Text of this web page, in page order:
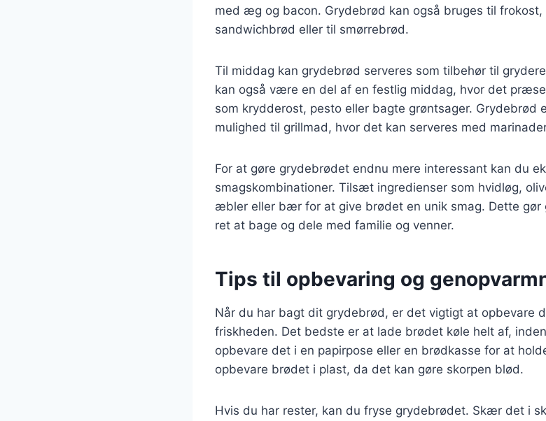
med æg og bacon. Grydebrød kan også bruges til
sandwichbrød eller til smørrebrød.
Til middag kan grydebrød serveres som tilbehør til
kan også være en del af en festlig middag, hvor det
som krydderost, pesto eller bagte grøntsager. Grydebrød
mulighed til grillmad, hvor det kan serveres med
For at gøre grydebrødet endnu mere interessant kan du
smagskombinationer. Tilsæt ingredienser som hvidløg,
æbler eller bær for at give brødet en unik smag. Dette gør
ret at bage og dele med familie og venner.
Tips til opbevaring og
Når du har bagt dit grydebrød, er det vigtigt at opbevare
friskheden. Det bedste er at lade brødet køle helt af,
opbevare det i en papirpose eller en brødkasse for at
opbevare brødet i plast, da det kan gøre skorpen blød.
Hvis du har rester, kan du fryse grydebrødet. Skær det i